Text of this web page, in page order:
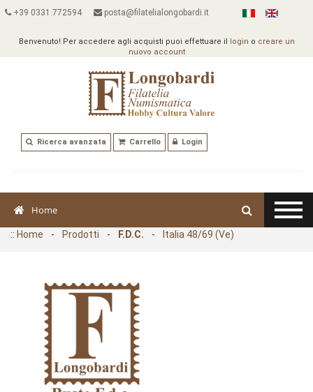
+39 0331.772594 posta@filatelialongobardi.it
Benvenuto! Per accedere agli acquisti puoi effettuare il login o creare un
nuovo account
Ricerca avanzata Carrello Login
Home
:: Home - Prodotti - F.D.C. - Italia 48/69 (Ve)